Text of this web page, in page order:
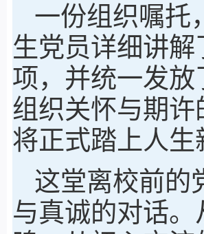
一份组织嘱托
生党员详细讲
项，并统一发
组织关怀与期
将正式踏上人生
这堂离校前的
与真诚的对话